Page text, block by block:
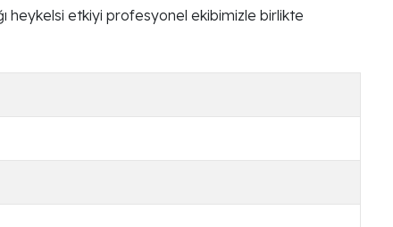
heykelsi etkiyi profesyonel ekibimizle birlikte